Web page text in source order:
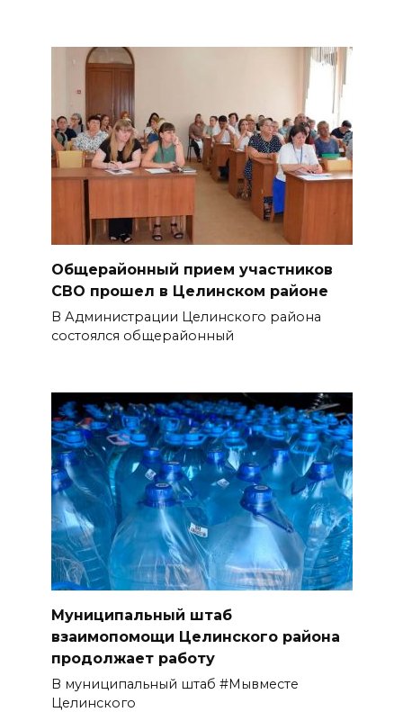
Общерайонный прием участников
СВО прошел в Целинском районе
В Администрации Целинского района
состоялся общерайонный
Муниципальный штаб
взаимопомощи Целинского района
продолжает работу
В муниципальный штаб #Мывместе
Целинского